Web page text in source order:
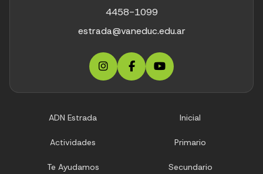
4458-1099
estrada@vaneduc.edu.ar
ADN Estrada Inicial
Actividades Primario
Te Ayudamos Secundario